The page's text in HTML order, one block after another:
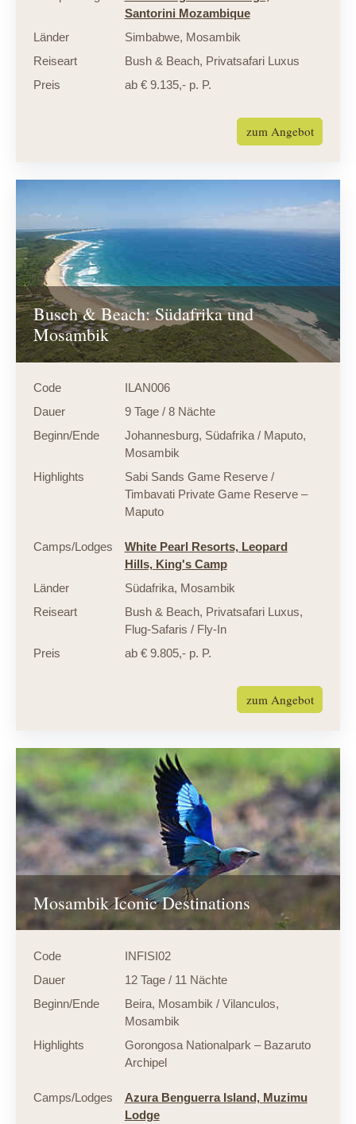
Santorini Mozambique
Länder
Simbabwe, Mosambik
Reiseart
Bush & Beach, Privatsafari Luxus
Preis
ab € 9.135,- p. P.
zum Angebot
Busch & Beach: Südafrika und
Mosambik
Code
ILAN006
Dauer
9 Tage / 8 Nächte
Beginn/Ende
Johannesburg, Südafrika / Maputo,
Mosambik
Highlights
Sabi Sands Game Reserve /
Timbavati Private Game Reserve –
Maputo
Camps/Lodges White Pearl Resorts, Leopard
Hills, King's Camp
Länder
Südafrika, Mosambik
Reiseart
Bush & Beach, Privatsafari Luxus,
Flug-Safaris / Fly-In
Preis
ab € 9.805,- p. P.
zum Angebot
Mosambik Iconic Destinations
Code
INFISI02
Dauer
12 Tage / 11 Nächte
Beginn/Ende
Beira, Mosambik / Vilanculos,
Mosambik
Highlights
Gorongosa Nationalpark – Bazaruto
Archipel
Camps/Lodges Azura Benguerra Island, Muzimu
Lodge